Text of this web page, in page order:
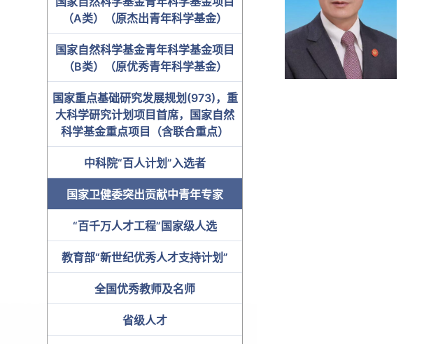
（A类）（原杰出青年科学基金）
国家自然科学基金青年科学基金项目
（B类）（原优秀青年科学基金）
国家重点基础研究发展规划(973)，重
大科学研究计划项目首席，国家自然
科学基金重点项目（含联合重点）
中科院“百人计划”入选者
国家卫健委突出贡献中青年专家
“百千万人才工程”国家级人选
教育部“新世纪优秀人才支持计划”
全国优秀教师及名师
省级人才